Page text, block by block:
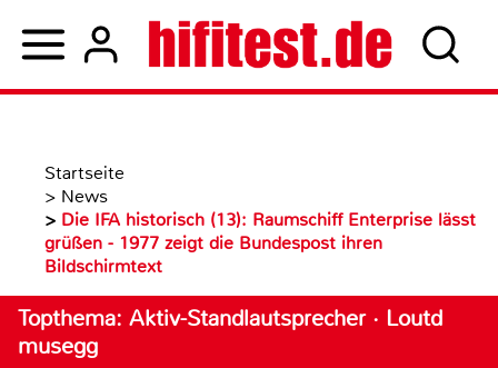
Startseite
> News
> Die IFA historisch (13): Raumschiff Enterprise lässt
grüßen - 1977 zeigt die Bundespost ihren
Bildschirmtext
Topthema: Aktiv-Standlautsprecher · Loutd
musegg